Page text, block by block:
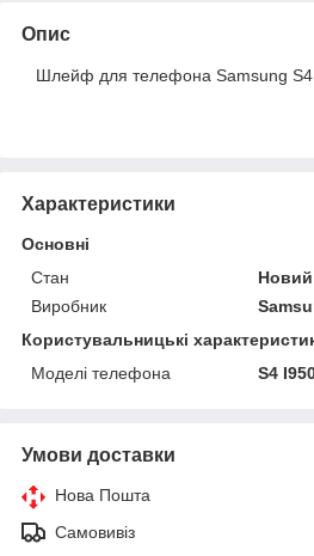
Опис
Шлейф для телефона Samsung
Характеристики
Основні
Стан
Новий
Виробник
Користувальницькі
Моделі телефона
S4
Умови доставки
Нова Пошта
Самовивіз